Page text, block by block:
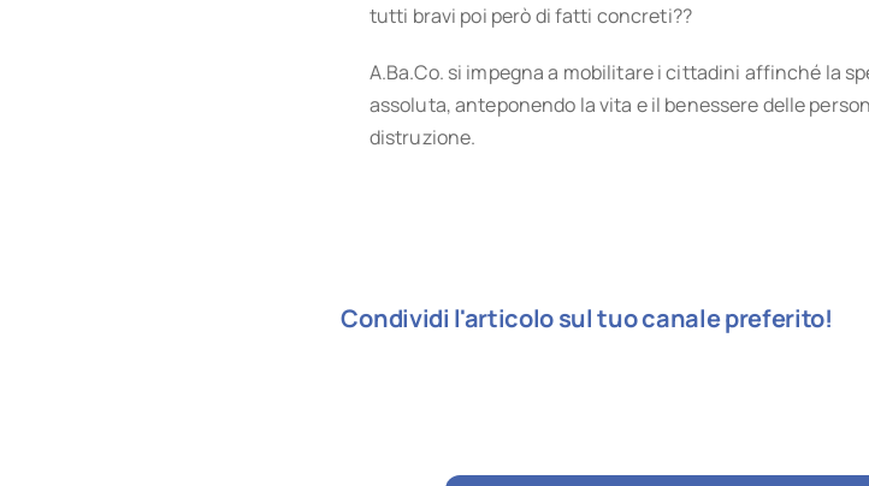
tutti bravi poi però di fatti concreti??
A.Ba.Co. si impegna a mobilitare i cittadini affinché la
assoluta, anteponendo la vita e il benessere delle
distruzione.
Condividi l'articolo sul tuo canale preferito!